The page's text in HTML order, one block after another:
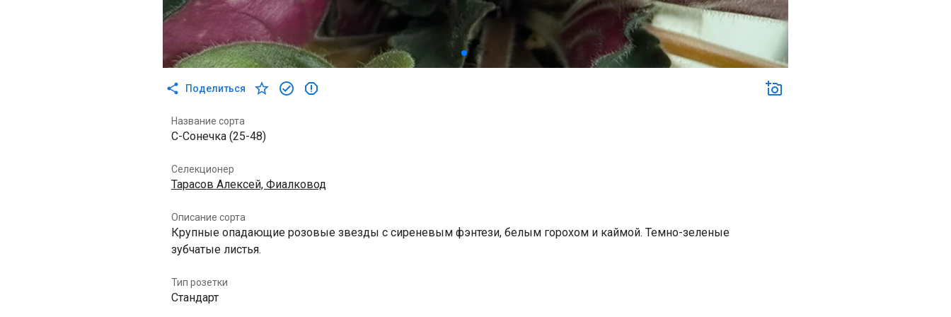
Поделиться
Название сорта
С-Сонечка (25-48)
Селекционер
Тарасов Алексей, Фиалковод
Описание сорта
Крупные опадающие розовые звезды с сиреневым фэнтези, белым горохом и каймой. Темно-зеленые
зубчатые листья.
Тип розетки
Стандарт